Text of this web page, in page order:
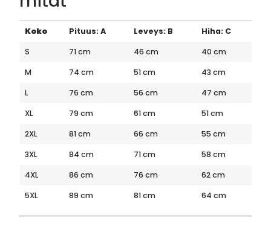
Koko Pituus: A Leveys: B
Hiha: C
S
71 cm 46 cm
40 cm
M
74 cm 51 cm
43 cm
L
76 cm 56 cm
47 cm
XL
79 cm 61 cm
51 cm
2XL
81 cm 66 cm
55 cm
3XL
84 cm 71 cm
58 cm
4XL
86 cm 76 cm
62 cm
5XL
89 cm 81 cm 64 cm